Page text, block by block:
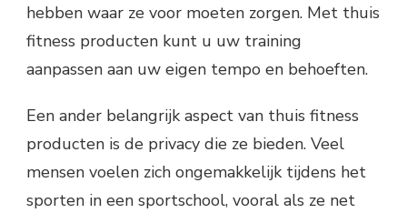
hebben waar ze voor moeten zorgen. Met thuis
fitness producten kunt u uw training
aanpassen aan uw eigen tempo en behoeften.
Een ander belangrijk aspect van thuis fitness
producten is de privacy die ze bieden. Veel
mensen voelen zich ongemakkelijk tijdens het
sporten in een sportschool, vooral als ze net